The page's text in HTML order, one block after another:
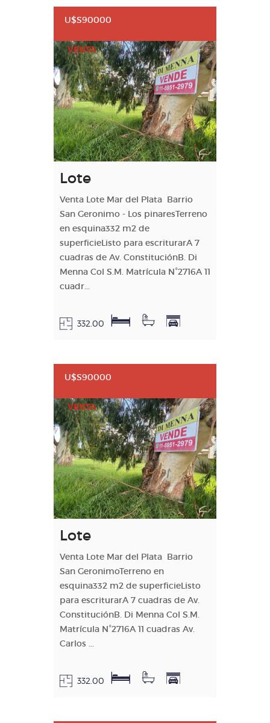
U$S90000
VENTA
Lote
Venta Lote Mar del Plata Barrio
San Geronimo - Los pinaresTerreno
en esquina332 m2 de
superficieListo para escriturarA 7
cuadras de Av. ConstituciónB. Di
Menna Col S.M. Matrícula N°2716A 11
cuadr...
332.00
U$S90000
VENTA
Lote
Venta Lote Mar del Plata Barrio
San GeronimoTerreno en
esquina332 m2 de superficieListo
para escriturarA 7 cuadras de Av.
ConstituciónB. Di Menna Col S.M.
Matrícula N°2716A 11 cuadras Av.
Carlos ...
332.00